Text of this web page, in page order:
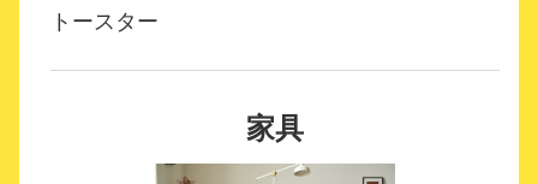
トースター
家具